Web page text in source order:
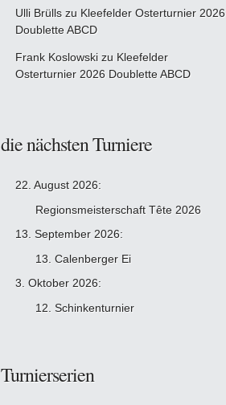
Ulli Brülls zu Kleefelder Osterturnier 2026
Doublette ABCD
Frank Koslowski zu Kleefelder
Osterturnier 2026 Doublette ABCD
die nächsten Turniere
22. August 2026:
Regionsmeisterschaft Tête 2026
13. September 2026:
13. Calenberger Ei
3. Oktober 2026:
12. Schinkenturnier
Turnierserien